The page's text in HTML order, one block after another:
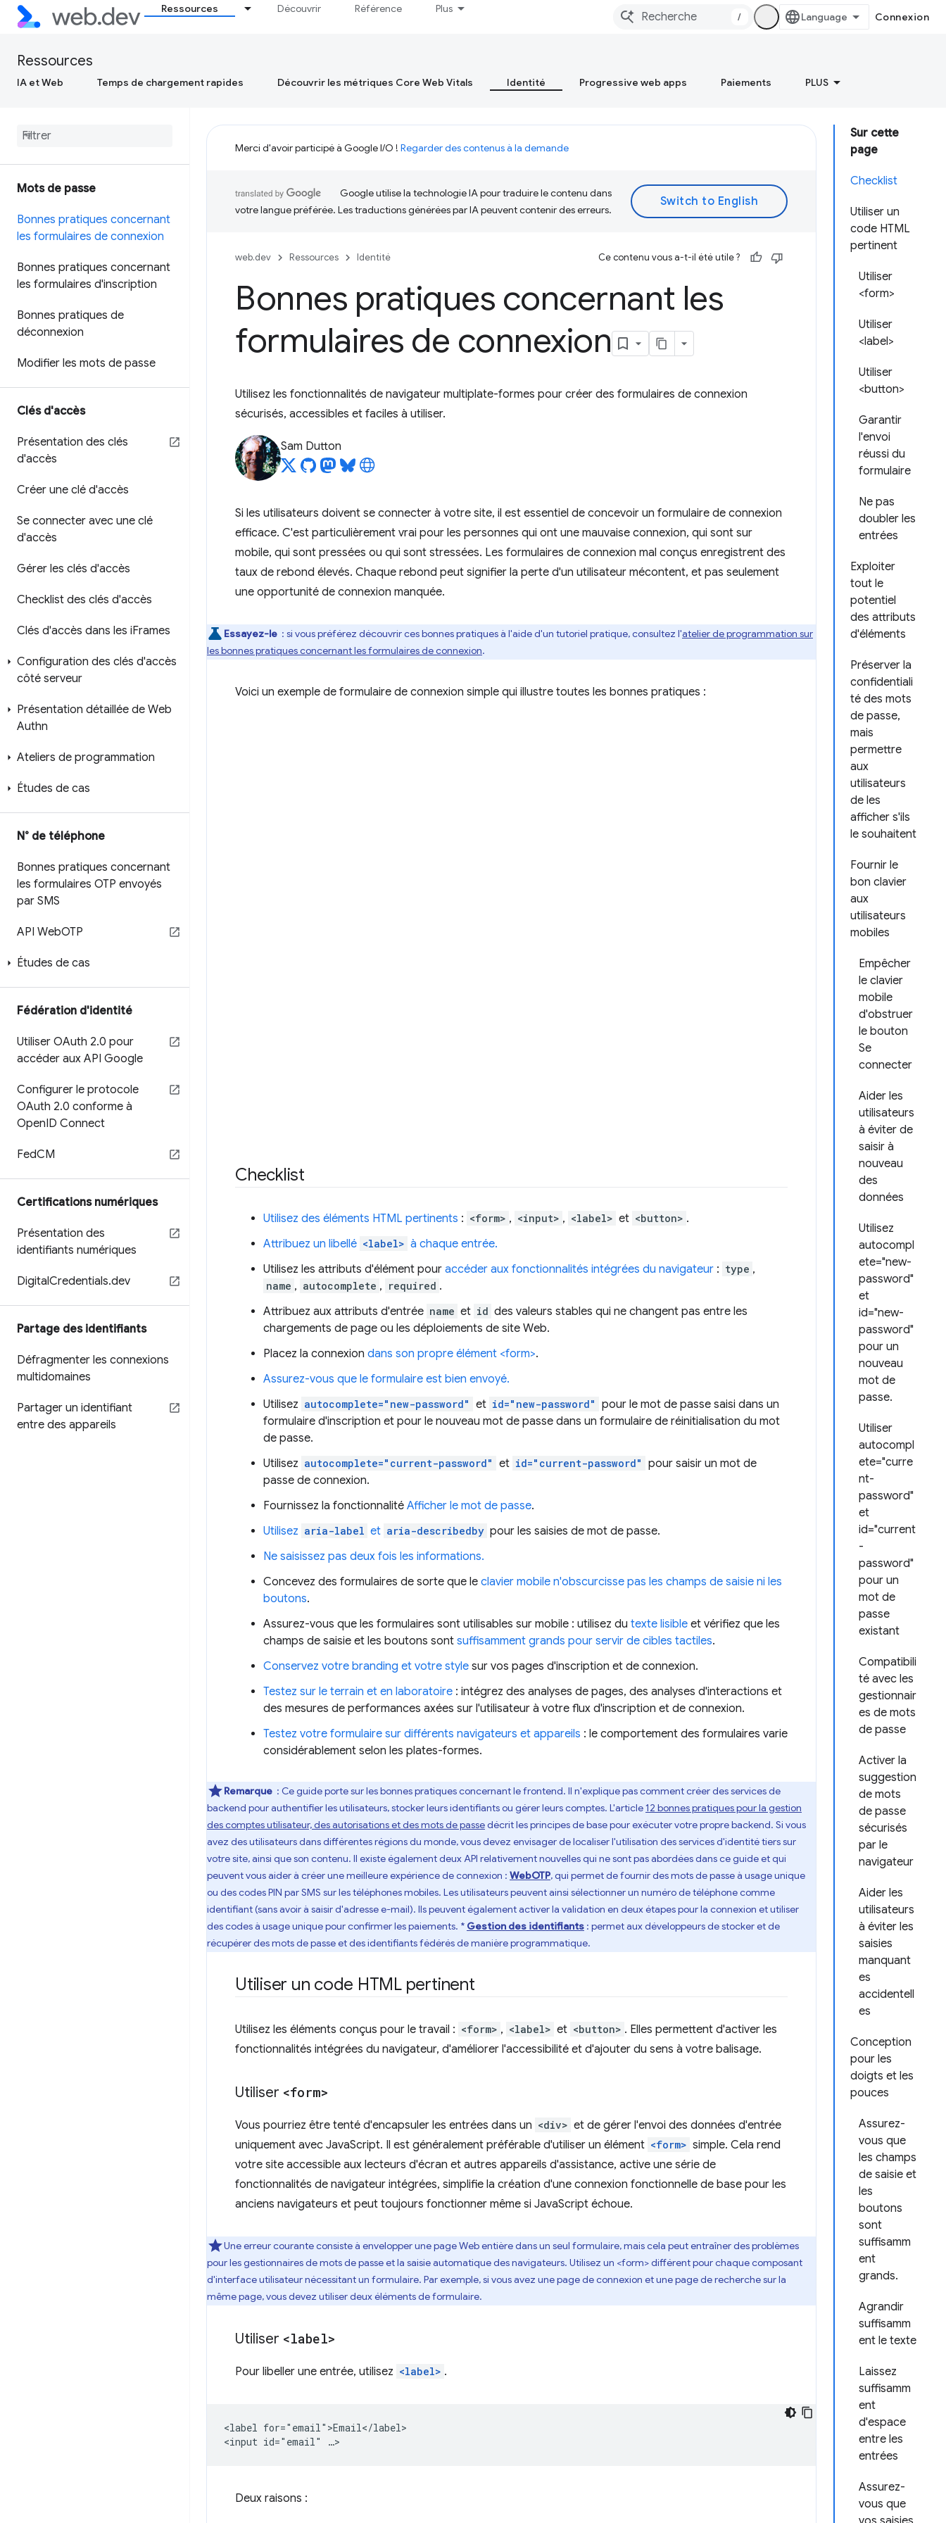
Ressources Découvrir Référence Plus
/ Connexion
Ressources
IA et Web Temps de chargement rapides Découvrir les métriques Core Web Vitals Identité Progressive web apps Paiements PLUS
Mots de passe
Bonnes pratiques concernant
les formulaires de connexion
Bonnes pratiques concernant
les formulaires d'inscription
Bonnes pratiques de
déconnexion
Modifier les mots de passe
Clés d'accès
Présentation des clés
d'accès
Créer une clé d'accès
Se connecter avec une clé
d'accès
Gérer les clés d'accès
Checklist des clés d'accès
Clés d'accès dans les iFrames
Configuration des clés d'accès
côté serveur
Présentation détaillée de Web
Authn
Ateliers de programmation
Études de cas
N° de téléphone
Bonnes pratiques concernant
les formulaires OTP envoyés
par SMS
API WebOTP
Études de cas
Fédération d'identité
Utiliser OAuth 2.0 pour
accéder aux API Google
Configurer le protocole
OAuth 2.0 conforme à
OpenID Connect
FedCM
Certifications numériques
Présentation des
identifiants numériques
DigitalCredentials.dev
Partage des identifiants
Défragmenter les connexions
multidomaines
Partager un identifiant
entre des appareils
Sur cette
page
Checklist
Utiliser un
code HTML
pertinent
Utiliser
<form>
Utiliser
<label>
Utiliser
<button>
Garantir
l'envoi
réussi du
formulaire
Ne pas
doubler les
entrées
Exploiter
tout le
potentiel
des attributs
d'éléments
Préserver la
confidentiali
té des mots
de passe,
mais
permettre
aux
utilisateurs
de les
afficher s'ils
le souhaitent
Fournir le
bon clavier
aux
utilisateurs
mobiles
Empêcher
le clavier
mobile
d'obstruer
le bouton
Se
connecter
Aider les
utilisateurs
à éviter de
saisir à
nouveau
des
données
Utilisez
autocompl
ete="new-
password"
et
id="new-
password"
pour un
nouveau
mot de
passe.
Utiliser
autocompl
ete="curre
nt-
password"
et
id="current
-
password"
pour un
mot de
passe
existant
Compatibili
té avec les
gestionnair
es de mots
de passe
Activer la
suggestion
de mots
de passe
sécurisés
par le
navigateur
Aider les
utilisateurs
à éviter les
saisies
manquant
es
accidentell
es
Conception
pour les
doigts et les
pouces
Assurez-
vous que
les champs
de saisie et
les
boutons
sont
suffisamm
ent
grands.
Agrandir
suffisamm
ent le texte
Laissez
suffisamm
ent
d'espace
entre les
entrées
Assurez-
vous que
Merci d'avoir participé à Google I/O ! Regarder des contenus à la demande
Google utilise la technologie IA pour traduire le contenu dans
votre langue préférée. Les traductions générées par IA peuvent contenir des erreurs.
web.dev Ressources Identité Ce contenu vous a-t-il été utile ?
Bonnes pratiques concernant les
formulaires de connexion
Utilisez les fonctionnalités de navigateur multiplate-formes pour créer des formulaires de connexion
sécurisés, accessibles et faciles à utiliser.
Sam Dutton
Si les utilisateurs doivent se connecter à votre site, il est essentiel de concevoir un formulaire de connexion
efficace. C'est particulièrement vrai pour les personnes qui ont une mauvaise connexion, qui sont sur
mobile, qui sont pressées ou qui sont stressées. Les formulaires de connexion mal conçus enregistrent des
taux de rebond élevés. Chaque rebond peut signifier la perte d'un utilisateur mécontent, et pas seulement
une opportunité de connexion manquée.
Essayez-le : si vous préférez découvrir ces bonnes pratiques à l'aide d'un tutoriel pratique, consultez l'atelier de programmation sur
les bonnes pratiques concernant les formulaires de connexion.
Voici un exemple de formulaire de connexion simple qui illustre toutes les bonnes pratiques :
Checklist
Utilisez des éléments HTML pertinents : <form> , <input> , <label> et <button> .
Attribuez un libellé <label> à chaque entrée.
Utilisez les attributs d'élément pour accéder aux fonctionnalités intégrées du navigateur : type ,
name , autocomplete , required .
Attribuez aux attributs d'entrée name et id des valeurs stables qui ne changent pas entre les
chargements de page ou les déploiements de site Web.
Placez la connexion dans son propre élément <form>.
Assurez-vous que le formulaire est bien envoyé.
Utilisez autocomplete="new-password" et id="new-password" pour le mot de passe saisi dans un
formulaire d'inscription et pour le nouveau mot de passe dans un formulaire de réinitialisation du mot
de passe.
Utilisez autocomplete="current-password" et id="current-password" pour saisir un mot de
passe de connexion.
Fournissez la fonctionnalité Afficher le mot de passe.
Utilisez aria-label et aria-describedby pour les saisies de mot de passe.
Ne saisissez pas deux fois les informations.
Concevez des formulaires de sorte que le clavier mobile n'obscurcisse pas les champs de saisie ni les
boutons.
Assurez-vous que les formulaires sont utilisables sur mobile : utilisez du texte lisible et vérifiez que les
champs de saisie et les boutons sont suffisamment grands pour servir de cibles tactiles.
Conservez votre branding et votre style sur vos pages d'inscription et de connexion.
Testez sur le terrain et en laboratoire : intégrez des analyses de pages, des analyses d'interactions et
des mesures de performances axées sur l'utilisateur à votre flux d'inscription et de connexion.
Testez votre formulaire sur différents navigateurs et appareils : le comportement des formulaires varie
considérablement selon les plates-formes.
Remarque : Ce guide porte sur les bonnes pratiques concernant le frontend. Il n'explique pas comment créer des services de
backend pour authentifier les utilisateurs, stocker leurs identifiants ou gérer leurs comptes. L'article12 bonnes pratiques pour la gestion
des comptes utilisateur, des autorisations et des mots de passedécrit les principes de base pour exécuter votre propre backend. Si vous
avez des utilisateurs dans différentes régions du monde, vous devez envisager de localiser l'utilisation des services d'identité tiers sur
votre site, ainsi que son contenu. Il existe également deux API relativement nouvelles qui ne sont pas abordées dans ce guide et qui
peuvent vous aider à créer une meilleure expérience de connexion : WebOTP, qui permet de fournir des mots de passe à usage unique
ou des codes PIN par SMS sur les téléphones mobiles. Les utilisateurs peuvent ainsi sélectionner un numéro de téléphone comme
identifiant (sans avoir à saisir d'adresse e-mail). Ils peuvent également activer la validation en deux étapes pour la connexion et utiliser
des codes à usage unique pour confirmer les paiements. * Gestion des identifiants : permet aux développeurs de stocker et de
récupérer des mots de passe et des identifiants fédérés de manière programmatique.
Utiliser un code HTML pertinent
Utilisez les éléments conçus pour le travail : <form> , <label> et <button> . Elles permettent d'activer les
fonctionnalités intégrées du navigateur, d'améliorer l'accessibilité et d'ajouter du sens à votre balisage.
Utiliser <form>
Vous pourriez être tenté d'encapsuler les entrées dans un <div> et de gérer l'envoi des données d'entrée
uniquement avec JavaScript. Il est généralement préférable d'utiliser un élément <form> simple. Cela rend
votre site accessible aux lecteurs d'écran et autres appareils d'assistance, active une série de
fonctionnalités de navigateur intégrées, simplifie la création d'une connexion fonctionnelle de base pour les
anciens navigateurs et peut toujours fonctionner même si JavaScript échoue.
Une erreur courante consiste à envelopper une page Web entière dans un seul formulaire, mais cela peut entraîner des problèmes
pour les gestionnaires de mots de passe et la saisie automatique des navigateurs. Utilisez un <form> différent pour chaque composant
d'interface utilisateur nécessitant un formulaire. Par exemple, si vous avez une page de connexion et une page de recherche sur la
même page, vous devez utiliser deux éléments de formulaire.
Utiliser <label>
Pour libeller une entrée, utilisez <label> .
<label for="email">Email</label>
Deux raisons :